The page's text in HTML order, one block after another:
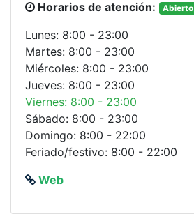
Horarios de atención:
Abierto
Lunes: 8:00 - 23:00
Martes: 8:00 - 23:00
Miércoles: 8:00 - 23:00
Jueves: 8:00 - 23:00
Viernes: 8:00 - 23:00
Sábado: 8:00 - 23:00
Domingo: 8:00 - 22:00
Feriado/festivo: 8:00 - 22:00
Web